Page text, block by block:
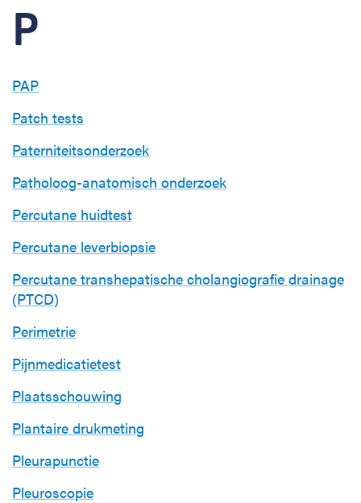
P
PAP
Patch tests
Paterniteitsonderzoek
Patholoog-anatomisch onderzoek
Percutane huidtest
Percutane leverbiopsie
Percutane transhepatische cholangiografie drainage
(PTCD)
Perimetrie
Pijnmedicatietest
Plaatsschouwing
Plantaire drukmeting
Pleurapunctie
Pleuroscopie